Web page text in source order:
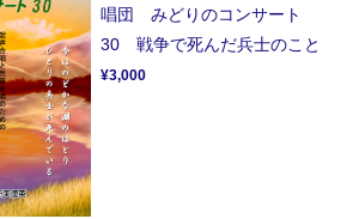
唱団 みどりのコンサート
30 戦争で死んだ兵士のこと
¥3,000